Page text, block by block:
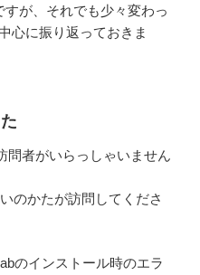
が、それでも少々変わっ
心に振り返っておきま
問者がいらっしゃいません
のかたが訪問してくださ
のインストール時のエラ